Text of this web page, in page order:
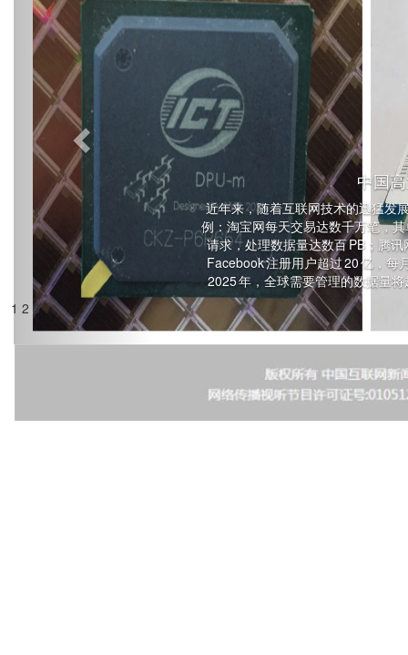
1 2 3
中国
近年来，随着互联网技术的迅猛发
例：淘宝网每天交易达数千万笔，
请求，处理数据量达数百 PB；腾
Facebook 注册用户超过 20 亿，
2025 年，全球需要管理的数据量